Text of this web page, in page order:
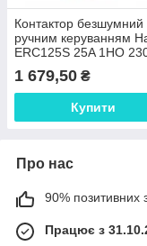
Контактор безшумний
ручним керуванням
ERC125S 25A 1НО
1 679,50 ₴
Купити
Про нас
90% позитивних з
Працює з